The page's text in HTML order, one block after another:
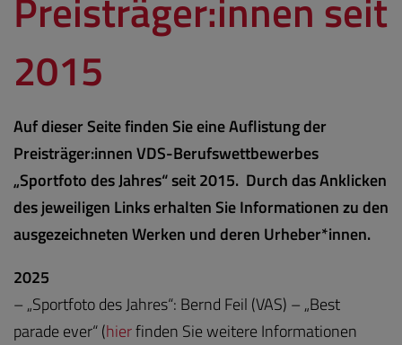
2015
Auf dieser Seite finden Sie eine Auflistung der
Preisträger:innen VDS-Berufswettbewerbes
„Sportfoto des Jahres“ seit 2015. Durch das Anklicken
des jeweiligen Links erhalten Sie Informationen zu den
ausgezeichneten Werken und deren Urheber*innen.
2025
– „Sportfoto des Jahres“: Bernd Feil (VAS) – „Best
parade ever“ (hierfinden Sie weitere Informationen